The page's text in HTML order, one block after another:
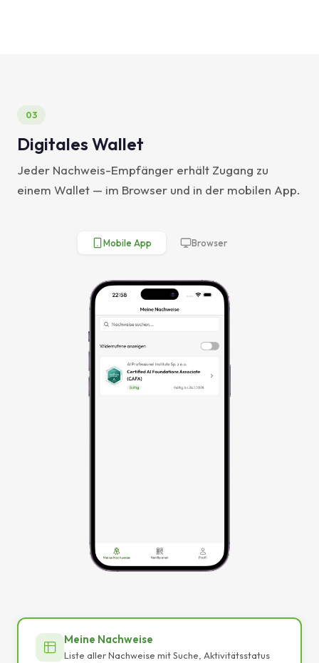
03
Digitales Wallet
Jeder Nachweis-Empfänger erhält Zugang zu
einem Wallet — im Browser und in der mobilen App.
Mobile App Browser
Meine Nachweise
Liste aller Nachweise mit Suche, Aktivitätsstatus